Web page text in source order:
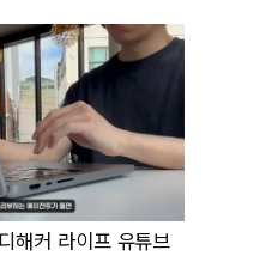
해커 라이프 유튜브